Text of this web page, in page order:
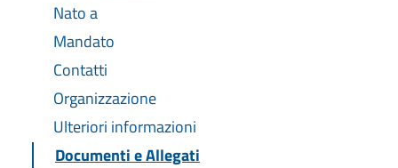
Nato a
Mandato
Contatti
Organizzazione
Ulteriori informazioni
Documenti e Allegati